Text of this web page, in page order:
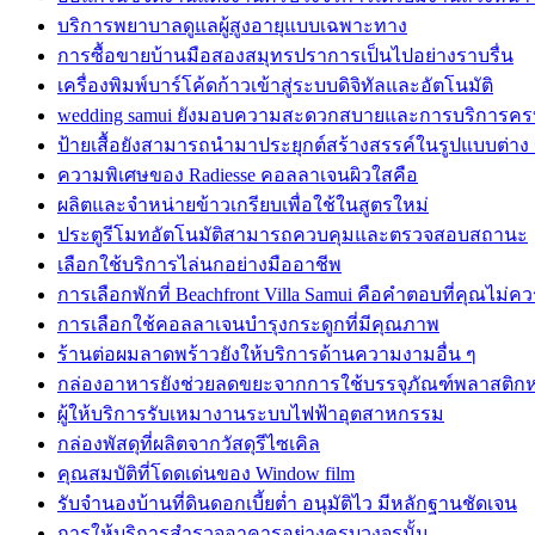
บริการพยาบาลดูแลผู้สูงอายุแบบเฉพาะทาง
การซื้อขายบ้านมือสองสมุทรปราการเป็นไปอย่างราบรื่น
เครื่องพิมพ์บาร์โค้ดก้าวเข้าสู่ระบบดิจิทัลและอัตโนมัติ
wedding samui ยังมอบความสะดวกสบายและการบริการคร
ป้ายเสื้อยังสามารถนำมาประยุกต์สร้างสรรค์ในรูปแบบต่าง
ความพิเศษของ Radiesse คอลลาเจนผิวใสคือ
ผลิตและจำหน่ายข้าวเกรียบเพื่อใช้ในสูตรใหม่
ประตูรีโมทอัตโนมัติสามารถควบคุมและตรวจสอบสถานะ
เลือกใช้บริการไล่นกอย่างมืออาชีพ
การเลือกพักที่ Beachfront Villa Samui คือคำตอบที่คุณไม่ค
การเลือกใช้คอลลาเจนบำรุงกระดูกที่มีคุณภาพ
ร้านต่อผมลาดพร้าวยังให้บริการด้านความงามอื่น ๆ
กล่องอาหารยังช่วยลดขยะจากการใช้บรรจุภัณฑ์พลาสติก
ผู้ให้บริการรับเหมางานระบบไฟฟ้าอุตสาหกรรม
กล่องพัสดุที่ผลิตจากวัสดุรีไซเคิล
คุณสมบัติที่โดดเด่นของ Window film
รับจำนองบ้านที่ดินดอกเบี้ยต่ำ อนุมัติไว มีหลักฐานชัดเจน